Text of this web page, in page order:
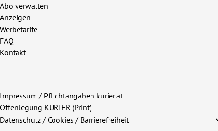
Abo verwalten
Anzeigen
Werbetarife
FAQ
Kontakt
Impressum / Pflichtangaben kurier.at
Offenlegung KURIER (Print)
Datenschutz / Cookies / Barrierefreiheit